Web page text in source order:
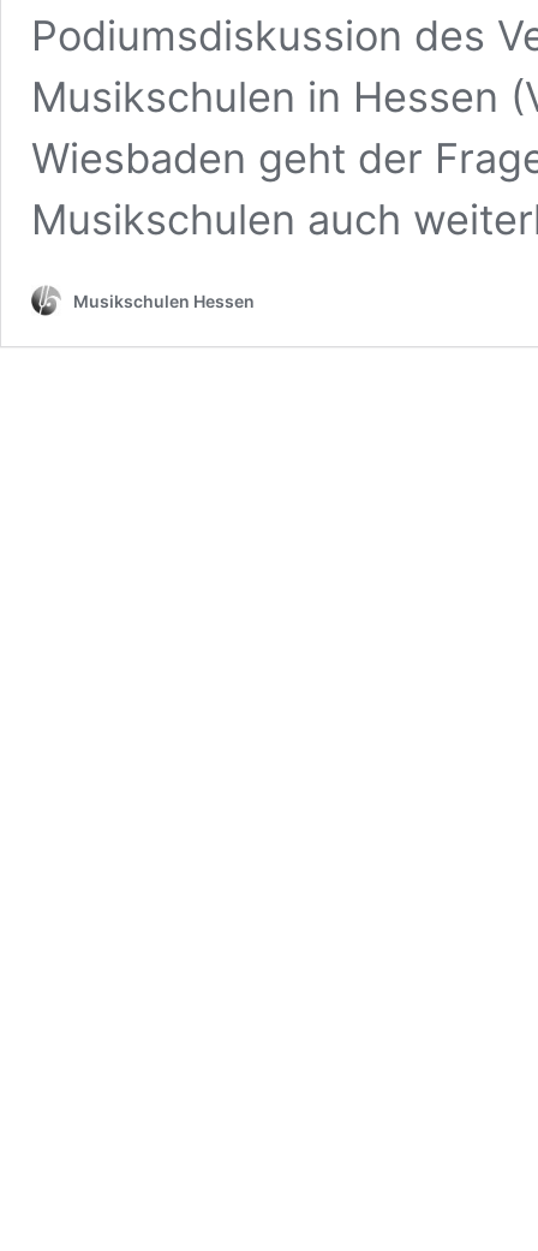
Podiumsdiskussion des
Musikschulen in Hessen
Wiesbaden geht der
Musikschulen auch
Musikschulen Hessen